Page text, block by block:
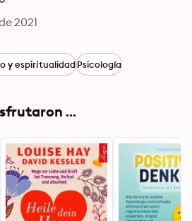
2021
y espiritualidadPsicología
...